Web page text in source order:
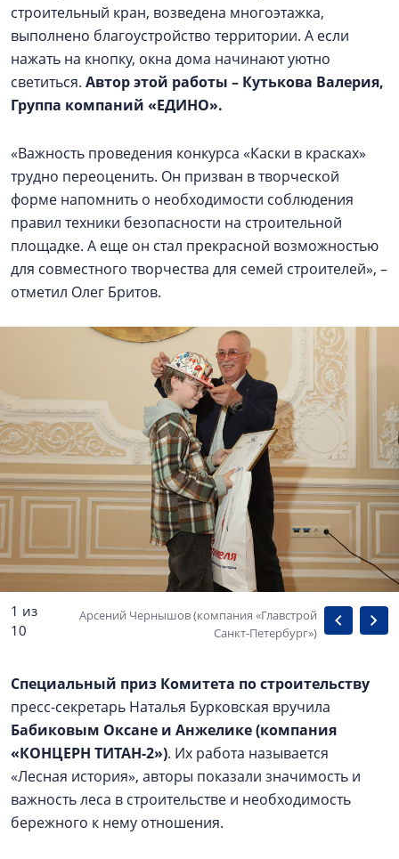
строительный кран, возведена многоэтажка,
выполнено благоустройство территории. А если
нажать на кнопку, окна дома начинают уютно
светиться. Автор этой работы – Кутькова Валерия,
Группа компаний «ЕДИНО».
«Важность проведения конкурса «Каски в красках»
трудно переоценить. Он призван в творческой
форме напомнить о необходимости соблюдения
правил техники безопасности на строительной
площадке. А еще он стал прекрасной возможностью
для совместного творчества для семей строителей», –
отметил Олег Бритов.
1 из
10
Арсений Чернышов (компания «Главстрой
Санкт-Петербург»)
Специальный приз Комитета по строительству
пресс-секретарь Наталья Бурковская вручила
Бабиковым Оксане и Анжелике (компания
«КОНЦЕРН ТИТАН-2»). Их работа называется
«Лесная история», авторы показали значимость и
важность леса в строительстве и необходимость
бережного к нему отношения.